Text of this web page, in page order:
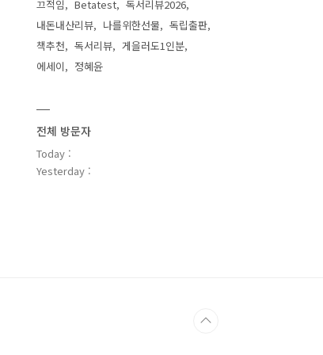
끄적임 Betatest
독서리뷰2026
내돈내산리뷰
나를위한선물
독립출판
책추천
독서리뷰
게을러도1인분
에세이
정혜윤
전체 방문자
Today :
Yesterday :